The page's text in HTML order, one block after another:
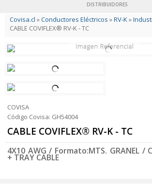
DISTRIBUIDORES
Covisa.cl »Conductores Eléctricos »RV-K»
CABLE COVIFLEX® RV-K - TC
COVISA
Código Covisa: GH54004
CABLE COVIFLEX® RV-K - TC
4X10 AWG / Formato:MTS. GRANEL /
+ TRAY CABLE